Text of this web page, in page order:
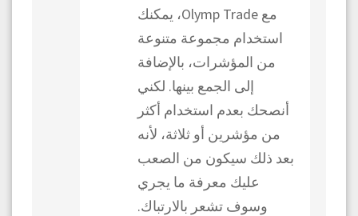
مع Olymp Trade، يمكنك
استخدام مجموعة متنوعة
من المؤشرات، بالإضافة
إلى الجمع بينها. لكني
أنصحك بعدم استخدام أكثر
من مؤشرين أو ثلاثة، لأنه
بعد ذلك سيكون من الصعب
عليك معرفة ما يجري
وسوف تشعر بالارتباك.